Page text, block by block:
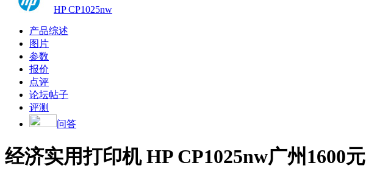
HP CP1025nw
产品综述
图片
参数
报价
点评
论坛帖子
评测
问答
经济实用打印机 HP CP1025nw广州1600元